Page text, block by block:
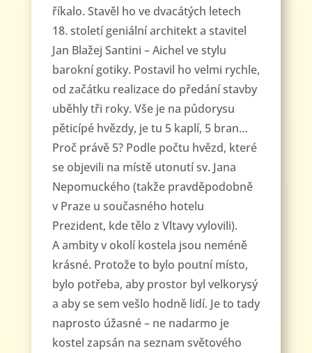
říkalo. Stavěl ho ve dvacátých letech
18. století geniální architekt a stavitel
Jan Blažej Santini – Aichel ve stylu
barokní gotiky. Postavil ho velmi rychle,
od začátku realizace do předání stavby
uběhly tři roky. Vše je na půdorysu
pěticípé hvězdy, je tu 5 kaplí, 5 bran…
Proč právě 5? Podle počtu hvězd, které
se objevili na místě utonutí sv. Jana
Nepomuckého (takže pravděpodobně
v Praze u současného hotelu
Prezident, kde tělo z Vltavy vylovili).
A ambity v okolí kostela jsou neméně
krásné. Protože to bylo poutní místo,
bylo potřeba, aby prostor byl velkorysý
a aby se sem vešlo hodně lidí. Je to tady
naprosto úžasné – ne nadarmo je
kostel zapsán na seznam světového